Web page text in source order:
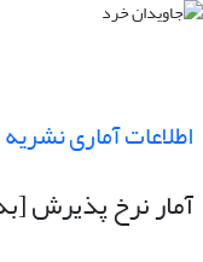
اطلاعات آماری نشریه
آمار نرخ پذیرش